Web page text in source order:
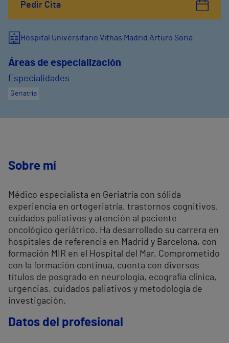
Pedir Cita
Hospital Universitario Vithas Madrid Arturo Soria
Áreas de especialización
Especialidades
Geriatría
Sobre mí
Médico especialista en Geriatría con sólida
experiencia en ortogeriatría, trastornos cognitivos,
cuidados paliativos y atención al paciente
oncológico geriátrico. Ha desarrollado su carrera en
hospitales de referencia en Madrid y Barcelona, con
formación MIR en el Hospital del Mar. Comprometido
con la formación continua, cuenta con diversos
títulos de posgrado en neurología, ecografía clínica,
urgencias, cuidados paliativos y metodología de
investigación.
Datos del profesional